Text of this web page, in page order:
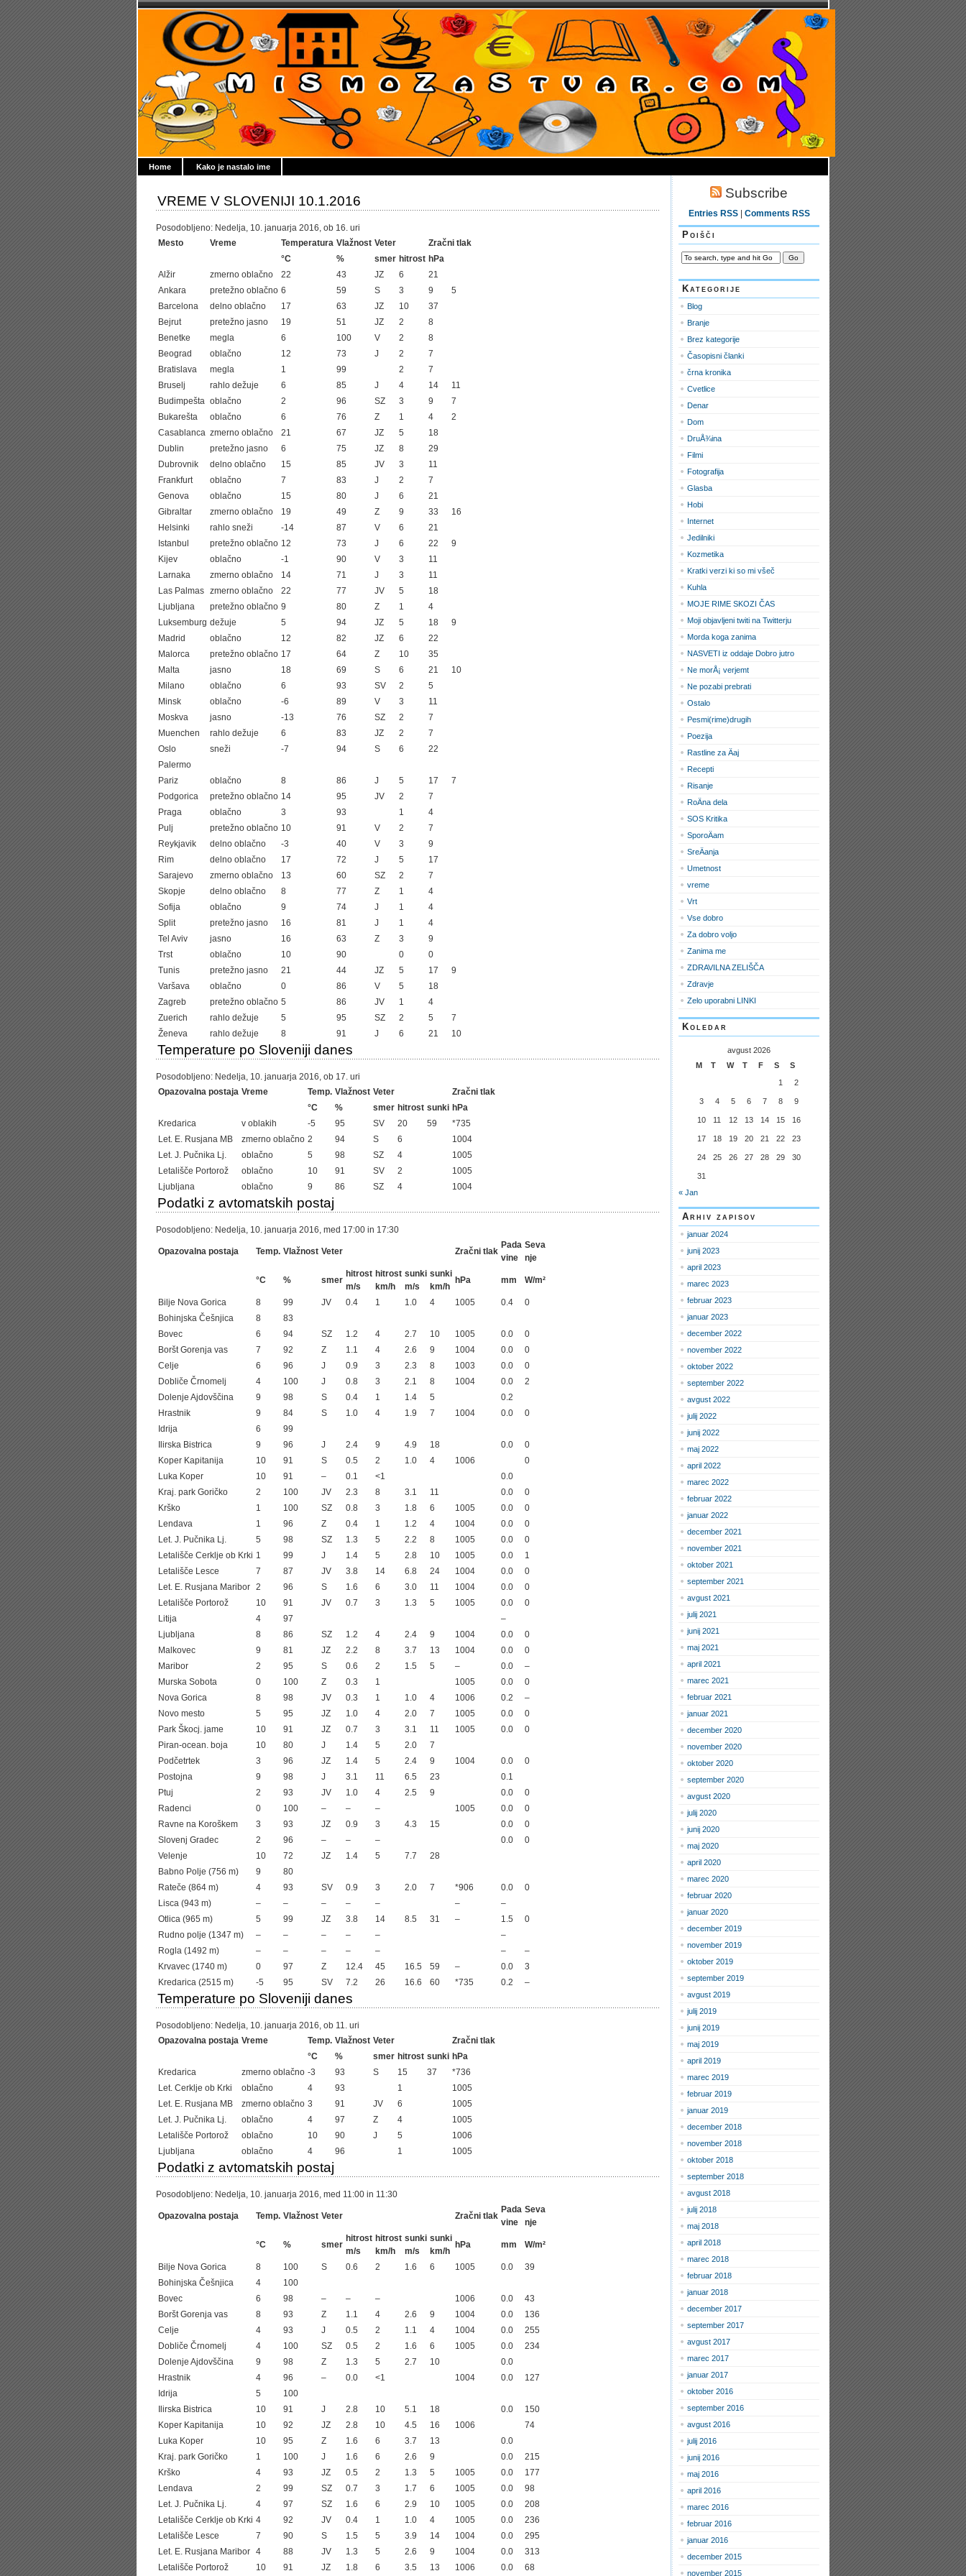
Home Kako je nastalo ime
VREME V SLOVENIJI 10.1.2016
Posodobljeno: Nedelja, 10. januarja 2016, ob 16. uri
Mesto
Vreme Temperatura Vlažnost Veter
Zračni tlak
°C
% smer hitrost hPa
Alžir
zmerno oblačno 22 43 JZ 6
21
Ankara
pretežno oblačno 6 59 S 3 9
5
Barcelona
delno oblačno 17 63 JZ 10
37
Bejrut
pretežno jasno 19 51 JZ 2
8
Benetke
megla 6 100 V 2
8
Beograd
oblačno 12 73 J 2
7
Bratislava
megla 1 99 2
7
Bruselj
rahlo dežuje 6 85 J 4 14
11
Budimpešta oblačno 2 96 SZ 3 9
7
Bukarešta
oblačno 6 76 Z 1 4
2
Casablanca zmerno oblačno 21 67 JZ 5
18
Dublin
pretežno jasno 6 75 JZ 8
29
Dubrovnik
delno oblačno 15 85 JV 3
11
Frankfurt
oblačno 7 83 J 2
7
Genova
oblačno 15 80 J 6
21
Gibraltar
zmerno oblačno 19 49 Z 9 33
16
Helsinki
rahlo sneži -14 87 V 6
21
Istanbul
pretežno oblačno 12 73 J 6 22
9
Kijev
oblačno -1 90 V 3
11
Larnaka
zmerno oblačno 14 71 J 3
11
Las Palmas zmerno oblačno 22 77 JV 5
18
Ljubljana
pretežno oblačno 9 80 Z 1
4
Luksemburg dežuje 5 94 JZ 5 18
9
Madrid
oblačno 12 82 JZ 6
22
Malorca
pretežno oblačno 17 64 Z 10
35
Malta
jasno 18 69 S 6 21
10
Milano
oblačno 6 93 SV 2
5
Minsk
oblačno -6 89 V 3
11
Moskva
jasno -13 76 SZ 2
7
Muenchen
rahlo dežuje 6 83 JZ 2
7
Oslo
sneži -7 94 S 6
22
Palermo
Pariz
oblačno 8 86 J 5 17
7
Podgorica
pretežno oblačno 14 95 JV 2
7
Praga
oblačno 3 93 1
4
Pulj
pretežno oblačno 10 91 V 2
7
Reykjavik
delno oblačno -3 40 V 3
9
Rim
delno oblačno 17 72 J 5
17
Sarajevo
zmerno oblačno 13 60 SZ 2
7
Skopje
delno oblačno 8 77 Z 1
4
Sofija
oblačno 9 74 J 1
4
Split
pretežno jasno 16 81 J 1
4
Tel Aviv
jasno 16 63 Z 3
9
Trst
oblačno 10 90 0
0
Tunis
pretežno jasno 21 44 JZ 5 17
9
Varšava
oblačno 0 86 V 5
18
Zagreb
pretežno oblačno 5 86 JV 1
4
Zuerich
rahlo dežuje 5 95 SZ 2 5
7
Ženeva
rahlo dežuje 8 91 J 6 21 10
Temperature po Sloveniji danes
Posodobljeno: Nedelja, 10. januarja 2016, ob 17. uri
Opazovalna postaja Vreme Temp. Vlažnost Veter
Zračni tlak
°C
% smer hitrost sunki hPa
Kredarica
v oblakih -5 95 SV 20 59
*735
Let. E. Rusjana MB
zmerno oblačno 2 94 S 6
1004
Let. J. Pučnika Lj.
oblačno 5 98 SZ 4
1005
Letališče Portorož
oblačno 10 91 SV 2
1005
Ljubljana
oblačno 9 86 SZ 4 1004
Podatki z avtomatskih postaj
Posodobljeno: Nedelja, 10. januarja 2016, med 17:00 in 17:30
Opazovalna postaja Temp. Vlažnost Veter Zračni tlak
Pada
vine
Seva
nje
°C % smer
hitrost
m/s
hitrost
km/h
sunki
m/s
sunki
km/h
hPa mm W/m²
Bilje Nova Gorica 8 99 JV 0.4 1 1.0 4 1005 0.4
0
Bohinjska Češnjica
8
83
Bovec
6 94 SZ 1.2 4 2.7 10 1005 0.0
0
Boršt Gorenja vas
7 92 Z 1.1 4 2.6 9 1004 0.0
0
Celje
6 96 J 0.9 3 2.3 8 1003 0.0
0
Dobliče Črnomelj
4 100 J 0.8 3 2.1 8 1004 0.0
2
Dolenje Ajdovščina
9 98 S 0.4 1 1.4 5
0.2
Hrastnik
9 84 S 1.0 4 1.9 7 1004 0.0
0
Idrija
6
99
Ilirska Bistrica
9 96 J 2.4 9 4.9 18 0.0
0
Koper Kapitanija
10 91 S 0.5 2 1.0 4 1006
0
Luka Koper
10 91 – 0.1 <1
0.0
Kraj. park Goričko
2 100 JV 2.3 8 3.1 11 0.0
0
Krško
1 100 SZ 0.8 3 1.8 6 1005 0.0
0
Lendava
1 96 Z 0.4 1 1.2 4 1004 0.0
0
Let. J. Pučnika Lj.
5 98 SZ 1.3 5 2.2 8 1005 0.0
0
Letališče Cerklje ob Krki 1 99 J 1.4 5 2.8 10 1005 0.0
1
Letališče Lesce
7 87 JV 3.8 14 6.8 24 1004 0.0
0
Let. E. Rusjana Maribor 2 96 S 1.6 6 3.0 11 1004 0.0
0
Letališče Portorož
10 91 JV 0.7 3 1.3 5 1005 0.0
0
Litija
4 97
–
Ljubljana
8 86 SZ 1.2 4 2.4 9 1004 0.0
0
Malkovec
9 81 JZ 2.2 8 3.7 13 1004 0.0
0
Maribor
2 95 S 0.6 2 1.5 5 – 0.0
–
Murska Sobota
0 100 Z 0.3 1 1005 0.0
0
Nova Gorica
8 98 JV 0.3 1 1.0 4 1006 0.2
–
Novo mesto
5 95 JZ 1.0 4 2.0 7 1005 0.0
0
Park Škocj. jame
10 91 JZ 0.7 3 3.1 11 1005 0.0
0
Piran-ocean. boja
10 80 J 1.4 5 2.0
7
Podčetrtek
3 96 JZ 1.4 5 2.4 9 1004 0.0
0
Postojna
9 98 J 3.1 11 6.5 23
0.1
Ptuj
2 93 JV 1.0 4 2.5 9 0.0
0
Radenci
0 100 – – – 1005 0.0
0
Ravne na Koroškem
3 93 JZ 0.9 3 4.3 15 0.0
0
Slovenj Gradec
2 96 – – – 0.0
0
Velenje
10 72 JZ 1.4 5 7.7
28
Babno Polje (756 m)
9
80
Rateče (864 m)
4 93 SV 0.9 3 2.0 7 *906 0.0
0
Lisca (943 m)
– – – – – –
–
Otlica (965 m)
5 99 JZ 3.8 14 8.5 31 – 1.5
0
Rudno polje (1347 m)
– – – – –
–
Rogla (1492 m)
– – – – – –
–
Krvavec (1740 m)
0 97 Z 12.4 45 16.5 59 – 0.0
3
Kredarica (2515 m)
-5 95 SV 7.2 26 16.6 60 *735 0.2 –
Temperature po Sloveniji danes
Posodobljeno: Nedelja, 10. januarja 2016, ob 11. uri
Opazovalna postaja Vreme Temp. Vlažnost Veter
Zračni tlak
°C
% smer hitrost sunki hPa
Kredarica
zmerno oblačno -3 93 S 15 37
*736
Let. Cerklje ob Krki
oblačno 4 93 1
1005
Let. E. Rusjana MB
zmerno oblačno 3 91 JV 6
1005
Let. J. Pučnika Lj.
oblačno 4 97 Z 4
1005
Letališče Portorož
oblačno 10 90 J 5
1006
Ljubljana
oblačno 4 96 1 1005
Podatki z avtomatskih postaj
Posodobljeno: Nedelja, 10. januarja 2016, med 11:00 in 11:30
Opazovalna postaja Temp. Vlažnost Veter Zračni tlak
Pada
vine
Seva
nje
°C % smer
hitrost
m/s
hitrost
km/h
sunki
m/s
sunki
km/h
hPa mm W/m²
Bilje Nova Gorica 8 100 S 0.6 2 1.6 6 1005 0.0
39
Bohinjska Češnjica
4
100
Bovec
6 98 – – – 1006 0.0
43
Boršt Gorenja vas
8 93 Z 1.1 4 2.6 9 1004 0.0
136
Celje
4 93 J 0.5 2 1.1 4 1004 0.0
255
Dobliče Črnomelj
4 100 SZ 0.5 2 1.6 6 1005 0.0
234
Dolenje Ajdovščina
9 98 Z 1.3 5 2.7 10
0.0
Hrastnik
4 96 – 0.0 <1 1004 0.0
127
Idrija
5
100
Ilirska Bistrica
10 91 J 2.8 10 5.1 18 0.0
150
Koper Kapitanija
10 92 JZ 2.8 10 4.5 16 1006
74
Luka Koper
10 95 Z 1.6 6 3.7 13
0.0
Kraj. park Goričko
1 100 J 1.6 6 2.6 9 0.0
215
Krško
4 93 JZ 0.5 2 1.3 5 1005 0.0
177
Lendava
2 99 SZ 0.7 3 1.7 6 1005 0.0
98
Let. J. Pučnika Lj.
4 97 SZ 1.6 6 2.9 10 1005 0.0
208
Letališče Cerklje ob Krki 4 92 JV 0.4 1 1.0 4 1005 0.0
236
Letališče Lesce
7 90 S 1.5 5 3.9 14 1004 0.0
295
Let. E. Rusjana Maribor 4 88 JV 1.3 5 2.6 9 1004 0.0
313
Letališče Portorož
10 91 JZ 1.8 6 3.5 13 1006 0.0 68
Subscribe
Entries RSS| Comments RSS
Poišči
Kategorije
Blog
Branje
Brez kategorije
Časopisni članki
črna kronika
Cvetlice
Denar
Dom
DruÅ¾ina
Filmi
Fotografija
Glasba
Hobi
Internet
Jedilniki
Kozmetika
Kratki verzi ki so mi všeč
Kuhla
MOJE RIME SKOZI ČAS
Moji objavljeni twiti na Twitterju
Morda koga zanima
NASVETI iz oddaje Dobro jutro
Ne morÅ¡ verjemt
Ne pozabi prebrati
Ostalo
Pesmi(rime)drugih
Poezija
Rastline za Äaj
Recepti
Risanje
RoÄna dela
SOS Kritika
SporoÄam
SreÄanja
Umetnost
vreme
Vrt
Vse dobro
Za dobro voljo
Zanima me
ZDRAVILNA ZELIŠČA
Zdravje
Zelo uporabni LINKI
Koledar
avgust 2026
M
T W T F S
S
1
2
3 4 5 6 7 8 9
10 11 12 13 14 15 16
17 18 19 20 21 22 23
24 25 26 27 28 29 30
31
« Jan
Arhiv zapisov
januar 2024
junij 2023
april 2023
marec 2023
februar 2023
januar 2023
december 2022
november 2022
oktober 2022
september 2022
avgust 2022
julij 2022
junij 2022
maj 2022
april 2022
marec 2022
februar 2022
januar 2022
december 2021
november 2021
oktober 2021
september 2021
avgust 2021
julij 2021
junij 2021
maj 2021
april 2021
marec 2021
februar 2021
januar 2021
december 2020
november 2020
oktober 2020
september 2020
avgust 2020
julij 2020
junij 2020
maj 2020
april 2020
marec 2020
februar 2020
januar 2020
december 2019
november 2019
oktober 2019
september 2019
avgust 2019
julij 2019
junij 2019
maj 2019
april 2019
marec 2019
februar 2019
januar 2019
december 2018
november 2018
oktober 2018
september 2018
avgust 2018
julij 2018
maj 2018
april 2018
marec 2018
februar 2018
januar 2018
december 2017
september 2017
avgust 2017
marec 2017
januar 2017
oktober 2016
september 2016
avgust 2016
julij 2016
junij 2016
maj 2016
april 2016
marec 2016
februar 2016
januar 2016
december 2015
november 2015